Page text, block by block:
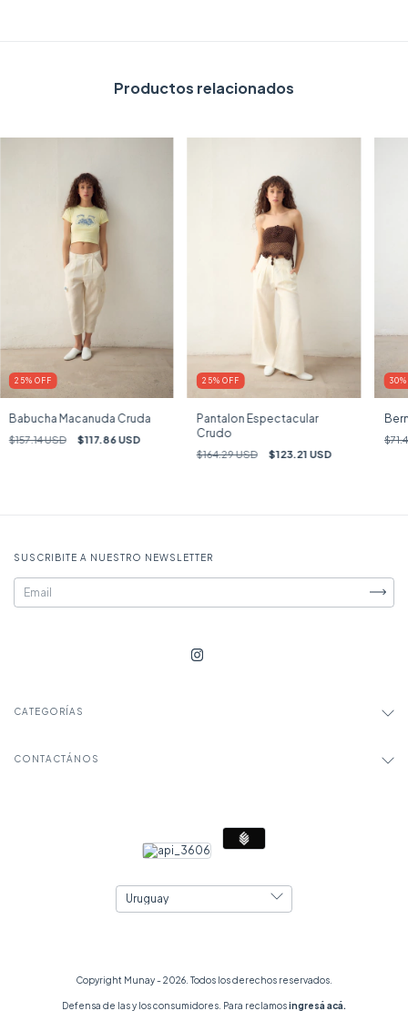
Productos relacionados
25% OFF
Babucha Macanuda Cruda
$157.14 USD $117.86 USD
25% OFF
Pantalon Espectacular
Crudo
$164.29 USD $123.21 USD
30
SUSCRIBITE A NUESTRO NEWSLETTER
CATEGORÍAS
CONTACTÁNOS
Copyright Munay - 2026. Todos los derechos reservados.
Defensa de las y los consumidores. Para reclamosingresá acá.